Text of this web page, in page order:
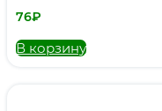
76₽
В корзину